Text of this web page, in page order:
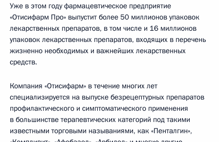
Уже в этом году фармацевтическое предприятие
«Отисифарм Про» выпустит более 50 миллионов упаковок
лекарственных препаратов, в том числе и 16 миллионов
упаковок лекарственных препаратов, входящих в перечень
жизненно необходимых и важнейших лекарственных
средств.
Компания «Отисифарм» в течение многих лет
специализируется на выпуске безрецептурных препаратов
профилактического и симптоматического применения
в большинстве терапевтических категорий под такими
известными торговыми называниями, как «Пенталгин»,